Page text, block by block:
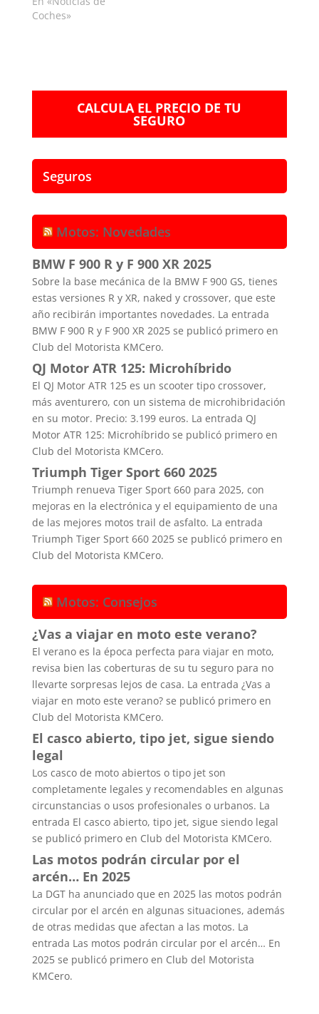
Coches»
CALCULA EL PRECIO DE TU
SEGURO
Seguros
Motos: Novedades
BMW F 900 R y F 900 XR 2025
Sobre la base mecánica de la BMW F 900 GS, tienes
estas versiones R y XR, naked y crossover, que este
año recibirán importantes novedades. La entrada
BMW F 900 R y F 900 XR 2025 se publicó primero en
Club del Motorista KMCero.
QJ Motor ATR 125: Microhíbrido
El QJ Motor ATR 125 es un scooter tipo crossover,
más aventurero, con un sistema de microhibridación
en su motor. Precio: 3.199 euros. La entrada QJ
Motor ATR 125: Microhíbrido se publicó primero en
Club del Motorista KMCero.
Triumph Tiger Sport 660 2025
Triumph renueva Tiger Sport 660 para 2025, con
mejoras en la electrónica y el equipamiento de una
de las mejores motos trail de asfalto. La entrada
Triumph Tiger Sport 660 2025 se publicó primero en
Club del Motorista KMCero.
Motos: Consejos
¿Vas a viajar en moto este verano?
El verano es la época perfecta para viajar en moto,
revisa bien las coberturas de su tu seguro para no
llevarte sorpresas lejos de casa. La entrada ¿Vas a
viajar en moto este verano? se publicó primero en
Club del Motorista KMCero.
El casco abierto, tipo jet, sigue siendo
legal
Los casco de moto abiertos o tipo jet son
completamente legales y recomendables en algunas
circunstancias o usos profesionales o urbanos. La
entrada El casco abierto, tipo jet, sigue siendo legal
se publicó primero en Club del Motorista KMCero.
Las motos podrán circular por el
arcén… En 2025
La DGT ha anunciado que en 2025 las motos podrán
circular por el arcén en algunas situaciones, además
de otras medidas que afectan a las motos. La
entrada Las motos podrán circular por el arcén… En
2025 se publicó primero en Club del Motorista
KMCero.